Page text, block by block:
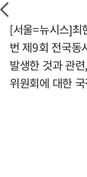
[서울=뉴시스]최
번 제9회 전국동
발생한 것과 관
위원회에 대한